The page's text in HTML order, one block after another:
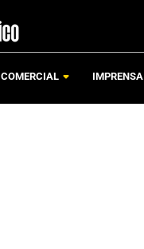
COMERCIAL IMPRENSA